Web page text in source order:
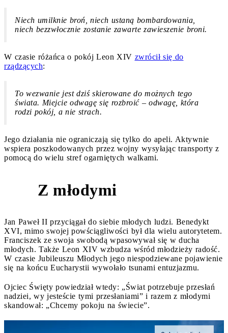
Niech umilknie broń, niech ustaną bombardowania,
niech bezzwłocznie zostanie zawarte zawieszenie broni.
W czasie różańca o pokój Leon XIV zwrócił się do
rządzących:
To wezwanie jest dziś skierowane do możnych tego
świata. Miejcie odwagę się rozbroić – odwagę, która
rodzi pokój, a nie strach.
Jego działania nie ograniczają się tylko do apeli. Aktywnie
wspiera poszkodowanych przez wojny wysyłając transporty z
pomocą do wielu stref ogarniętych walkami.
Z młodymi
Jan Paweł II przyciągał do siebie młodych ludzi. Benedykt
XVI, mimo swojej powściągliwości był dla wielu autorytetem.
Franciszek ze swoja swobodą wpasowywał się w ducha
młodych. Także Leon XIV wzbudza wśród młodzieży radość.
W czasie Jubileuszu Młodych jego niespodziewane pojawienie
się na końcu Eucharystii wywołało tsunami entuzjazmu.
Ojciec Święty powiedział wtedy: „Świat potrzebuje przesłań
nadziei, wy jesteście tymi przesłaniami” i razem z młodymi
skandował: „Chcemy pokoju na świecie”.